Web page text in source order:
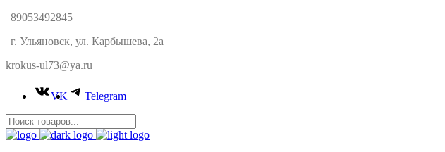
89053492845
г. Ульяновск, ул. Карбышева, 2а
krokus-ul73@ya.ru
VK Telegram